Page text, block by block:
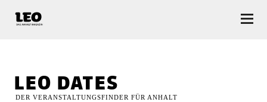
leo dates
DER VERANSTALTUNGSFINDER FÜR ANHALT